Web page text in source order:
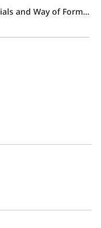
Contemporary Japanese Crafts: Materials and Way of Formative Thinking